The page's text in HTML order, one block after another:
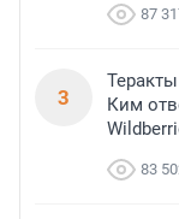
87
3
Ким
83